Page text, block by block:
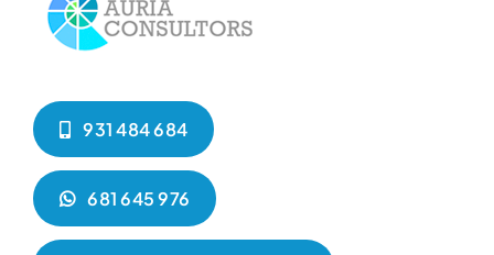
931 484 684
681 645 976